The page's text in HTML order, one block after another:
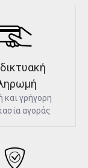
και γρήγορη
αγοράς